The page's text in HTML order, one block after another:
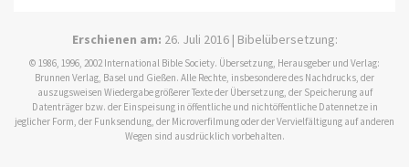
Erschienen am: 26. Juli 2016 | Bibelübersetzung:
© 1986, 1996, 2002 International Bible Society. Übersetzung, Herausgeber und Verlag:
Brunnen Verlag, Basel und Gießen. Alle Rechte, insbesondere des Nachdrucks, der
auszugsweisen Wiedergabe größerer Texte der Übersetzung, der Speicherung auf
Datenträger bzw. der Einspeisung in öffentliche und nichtöffentliche Datennetze in
jeglicher Form, der Funksendung, der Microverfilmung oder der Vervielfältigung auf anderen
Wegen sind ausdrücklich vorbehalten.